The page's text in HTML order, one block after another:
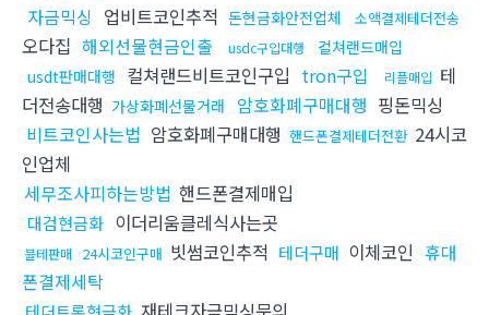
자금믹싱 업비트코인추적 돈현금화안전업체 소액결제테더전송
오다집 해외선물현금인출 usdc구입대행
컬쳐랜드매입
usdt판매대행 컬쳐랜드비트코인구입 tron구입 리플매입 테
더전송대행 가상화폐선물거래 암호화폐구매대행 핑돈믹싱
비트코인사는법 암호화폐구매대행 핸드폰결제테더전환 24시코
인업체
세무조사피하는방법 핸드폰결제매입
대검현금화 이더리움클레식사는곳
블테판매 24시코인구매 빗썸코인추적 테더구매 이체코인 휴대
폰결제세탁